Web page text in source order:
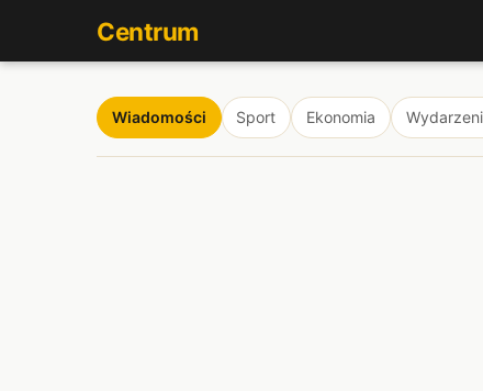
Centrum
Wiadomości Sport Ekonomia